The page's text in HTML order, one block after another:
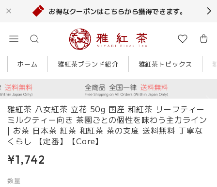
お得なクーポンはこちらから獲得できます。
ホーム 雅紅茶ブランド紹介 雅紅茶トピックス
雅紅茶 八女紅茶 立花 50g 国産 和紅茶 リーフティー
ミルクティー向き 茶園ごとの個性を味わう主力ライン
| お茶 日本茶 紅茶 和紅茶 茶の支度 送料無料 丁寧な
くらし 【定番】【Core】
¥1,742
数量